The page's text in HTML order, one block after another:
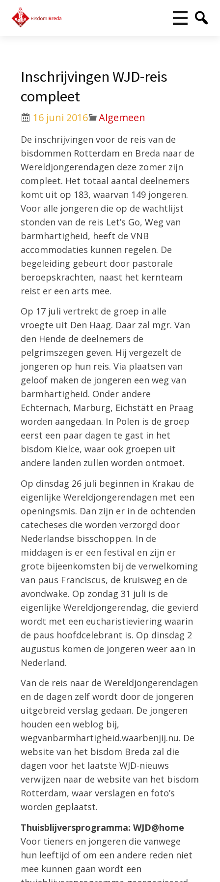
Inschrijvingen WJD-reis
compleet
16 juni 2016 Algemeen
De inschrijvingen voor de reis van de
bisdommen Rotterdam en Breda naar de
Wereldjongerendagen deze zomer zijn
compleet. Het totaal aantal deelnemers
komt uit op 183, waarvan 149 jongeren.
Voor alle jongeren die op de wachtlijst
stonden van de reis Let’s Go, Weg van
barmhartigheid, heeft de VNB
accommodaties kunnen regelen. De
begeleiding gebeurt door pastorale
beroepskrachten, naast het kernteam
reist er een arts mee.
Op 17 juli vertrekt de groep in alle
vroegte uit Den Haag. Daar zal mgr. Van
den Hende de deelnemers de
pelgrimszegen geven. Hij vergezelt de
jongeren op hun reis. Via plaatsen van
geloof maken de jongeren een weg van
barmhartigheid. Onder andere
Echternach, Marburg, Eichstätt en Praag
worden aangedaan. In Polen is de groep
eerst een paar dagen te gast in het
bisdom Kielce, waar ook groepen uit
andere landen zullen worden ontmoet.
Op dinsdag 26 juli beginnen in Krakau de
eigenlijke Wereldjongerendagen met een
openingsmis. Dan zijn er in de ochtenden
catecheses die worden verzorgd door
Nederlandse bisschoppen. In de
middagen is er een festival en zijn er
grote bijeenkomsten bij de verwelkoming
van paus Franciscus, de kruisweg en de
avondwake. Op zondag 31 juli is de
eigenlijke Wereldjongerendag, die gevierd
wordt met een eucharistieviering waarin
de paus hoofdcelebrant is. Op dinsdag 2
augustus komen de jongeren weer aan in
Nederland.
Van de reis naar de Wereldjongerendagen
en de dagen zelf wordt door de jongeren
uitgebreid verslag gedaan. De jongeren
houden een weblog bij,
wegvanbarmhartigheid.waarbenjij.nu. De
website van het bisdom Breda zal die
dagen voor het laatste WJD-nieuws
verwijzen naar de website van het bisdom
Rotterdam, waar verslagen en foto’s
worden geplaatst.
Thuisblijversprogramma: WJD@home
Voor tieners en jongeren die vanwege
hun leeftijd of om een andere reden niet
mee kunnen gaan wordt een